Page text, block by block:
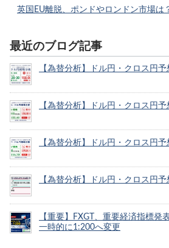
英国EU離脱、ポンドやロンドン市場は
最近のブログ記事
【為替分析】ドル円・クロス円予
【為替分析】ドル円・クロス円予
【為替分析】ドル円・クロス円予
【為替分析】ドル円・クロス円予
【重要】FXGT、重要経済指標発
一時的に1:200へ変更